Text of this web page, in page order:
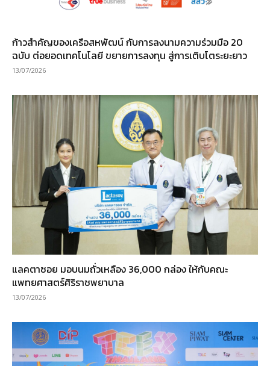
ก้าวสำคัญของเครือสหพัฒน์ กับการลงนามความร่วมมือ 20
ฉบับ ต่อยอดเทคโนโลยี ขยายการลงทุน สู่การเติบโตระยะยาว
13/07/2026
แลคตาซอย มอบนมถั่วเหลือง 36,000 กล่อง ให้กับคณะ
แพทยศาสตร์ศิริราชพยาบาล
13/07/2026